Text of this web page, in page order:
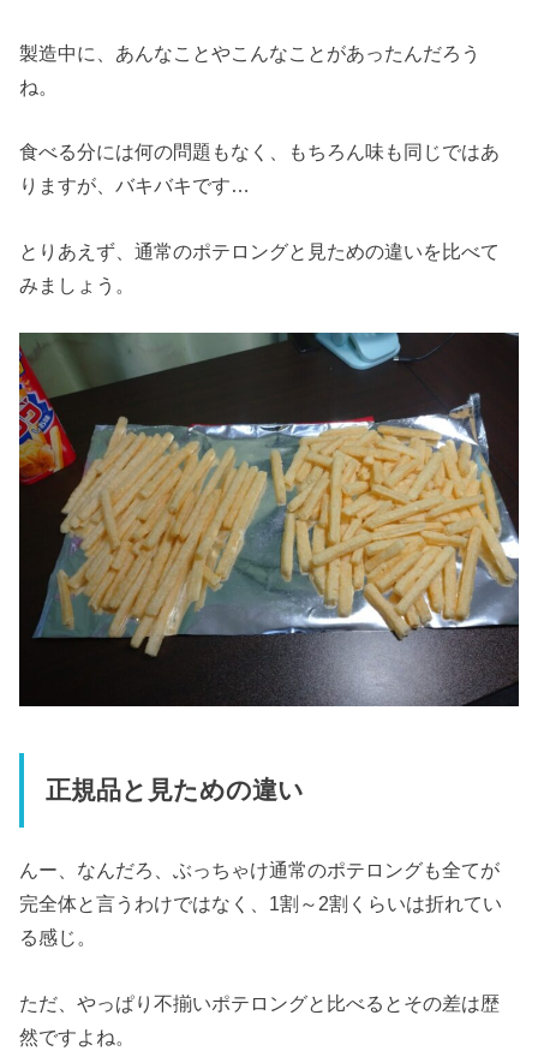
製造中に、あんなことやこんなことがあったんだろう
ね。
食べる分には何の問題もなく、もちろん味も同じではあ
りますが、バキバキです…
とりあえず、通常のポテロングと見ための違いを比べて
みましょう。
正規品と見ための違い
んー、なんだろ、ぶっちゃけ通常のポテロングも全てが
完全体と言うわけではなく、1割～2割くらいは折れてい
る感じ。
ただ、やっぱり不揃いポテロングと比べるとその差は歴
然ですよね。